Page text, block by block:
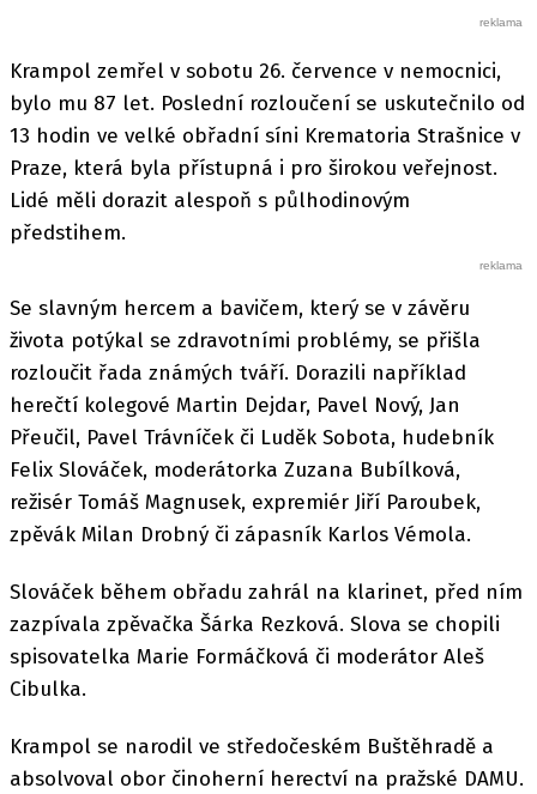
Krampol zemřel v sobotu 26. července v nemocnici,
bylo mu 87 let. Poslední rozloučení se uskutečnilo od
13 hodin ve velké obřadní síni Krematoria Strašnice v
Praze, která byla přístupná i pro širokou veřejnost.
Lidé měli dorazit alespoň s půlhodinovým
předstihem.
Se slavným hercem a bavičem, který se v závěru
života potýkal se zdravotními problémy, se přišla
rozloučit řada známých tváří. Dorazili například
herečtí kolegové Martin Dejdar, Pavel Nový, Jan
Přeučil, Pavel Trávníček či Luděk Sobota, hudebník
Felix Slováček, moderátorka Zuzana Bubílková,
režisér Tomáš Magnusek, expremiér Jiří Paroubek,
zpěvák Milan Drobný či zápasník Karlos Vémola.
Slováček během obřadu zahrál na klarinet, před ním
zazpívala zpěvačka Šárka Rezková. Slova se chopili
spisovatelka Marie Formáčková či moderátor Aleš
Cibulka.
Krampol se narodil ve středočeském Buštěhradě a
absolvoval obor činoherní herectví na pražské DAMU.